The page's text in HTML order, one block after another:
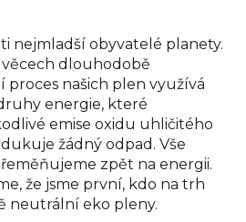
nejmladší obyvatelé planety.
dlouhodobě
proces našich plen využívá
energie, které
emise oxidu uhličitého
žádný odpad. Vše
zpět na energii.
že jsme první, kdo na trh
neutrální eko pleny.